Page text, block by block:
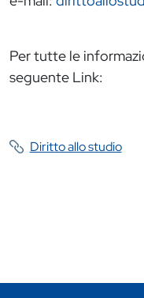
Per tutte le
seguente Link:
Diritto allo studio